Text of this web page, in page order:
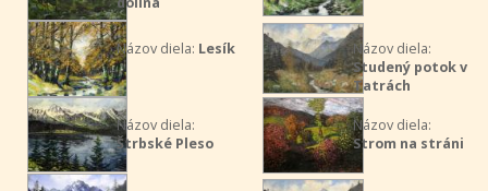
Názov diela: Lesík
Názov diela:
Studený potok v
Tatrách
Názov diela:
Štrbské Pleso
Názov diela:
Strom na stráni